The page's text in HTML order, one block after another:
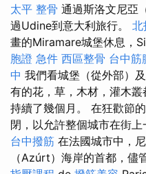
太平 整骨 通過斯洛文尼亞
過Udine到意大利旅行。 北
畫的Miramare城堡休息，
胞證 急件 西區整骨 台中筋
中 我們看城堡（從外部）
有的花，草，木材，灌木
持續了幾個月。 在狂歡節
閉，以允許整個城市在街上
台中撥筋 在法國城市中，
（Azúrt）海岸的首都，